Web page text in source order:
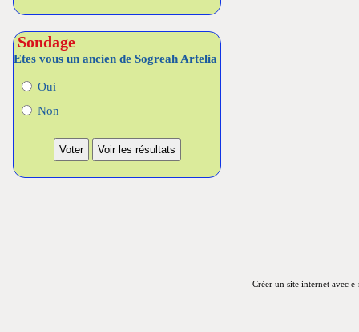
Sondage
Etes vous un ancien de Sogreah Artelia
Oui
Non
Créer un site internet avec